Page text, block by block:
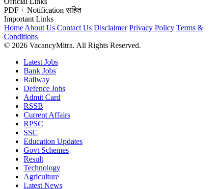
PDF + Notification सहित
Important Links
Home About Us Contact Us Disclaimer Privacy Policy Terms &
Conditions
© 2026 VacancyMitra. All Rights Reserved.
Latest Jobs
Bank Jobs
Railway
Defence Jobs
Admit Card
RSSB
Current Affairs
RPSC
SSC
Education Updates
Govt Schemes
Result
Technology
Agriculture
Latest News